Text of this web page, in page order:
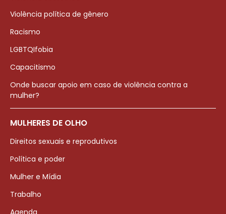
Violência política de gênero
Racismo
LGBTQIfobia
Capacitismo
Onde buscar apoio em caso de violência contra a
mulher?
MULHERES DE OLHO
Direitos sexuais e reprodutivos
Política e poder
Mulher e Mídia
Trabalho